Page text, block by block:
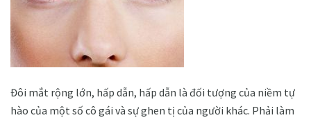
Đôi mắt rộng lớn, hấp dẫn, hấp dẫn là đối tượng của niềm tự
hào của một số cô gái và sự ghen tị của người khác. Phải làm